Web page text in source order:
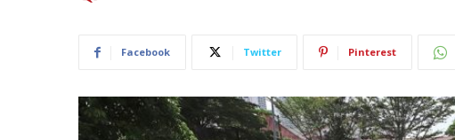
Facebook Twitter Pinterest